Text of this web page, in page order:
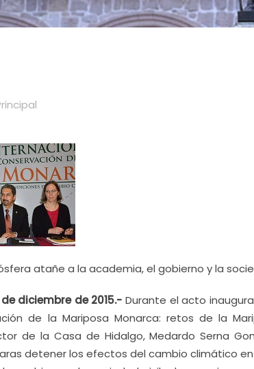
atañe a la academia, el gobierno y la
diciembre de 2015.- Durante el acto
de la Mariposa Monarca: retos de la
de la Casa de Hidalgo, Medardo Serna
detener los efectos del cambio climático